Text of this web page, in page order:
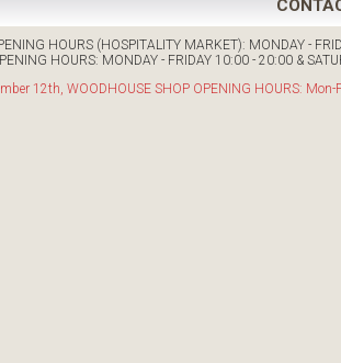
HOURS (HOSPITALITY MARKET): MONDAY -
HOURS: MONDAY - FRIDAY 10:00 - 20:00 &
12th, WOODHOUSE SHOP OPENING HOURS: